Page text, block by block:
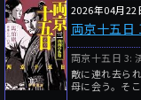
2026年04月22
両京十五日
両京十五日 3:
敵に連れ去ら
母に会う。そ